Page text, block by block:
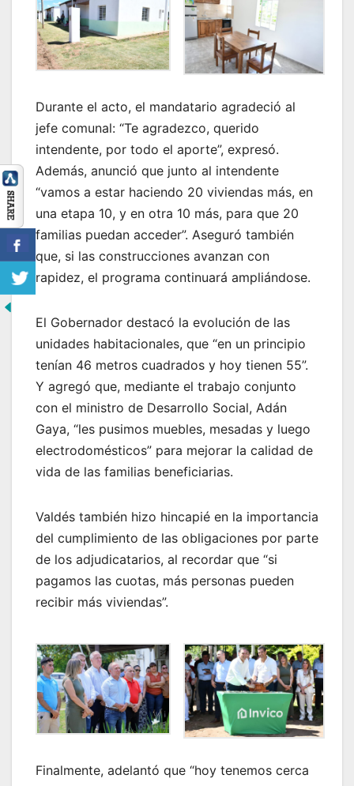
Durante el acto, el mandatario agradeció al
jefe comunal: “Te agradezco, querido
intendente, por todo el aporte”, expresó.
Además, anunció que junto al intendente
“vamos a estar haciendo 20 viviendas más, en
una etapa 10, y en otra 10 más, para que 20
familias puedan acceder”. Aseguró también
que, si las construcciones avanzan con
rapidez, el programa continuará ampliándose.
El Gobernador destacó la evolución de las
unidades habitacionales, que “en un principio
tenían 46 metros cuadrados y hoy tienen 55”.
Y agregó que, mediante el trabajo conjunto
con el ministro de Desarrollo Social, Adán
Gaya, “les pusimos muebles, mesadas y luego
electrodomésticos” para mejorar la calidad de
vida de las familias beneficiarias.
Valdés también hizo hincapié en la importancia
del cumplimiento de las obligaciones por parte
de los adjudicatarios, al recordar que “si
pagamos las cuotas, más personas pueden
recibir más viviendas”.
Finalmente, adelantó que “hoy tenemos cerca